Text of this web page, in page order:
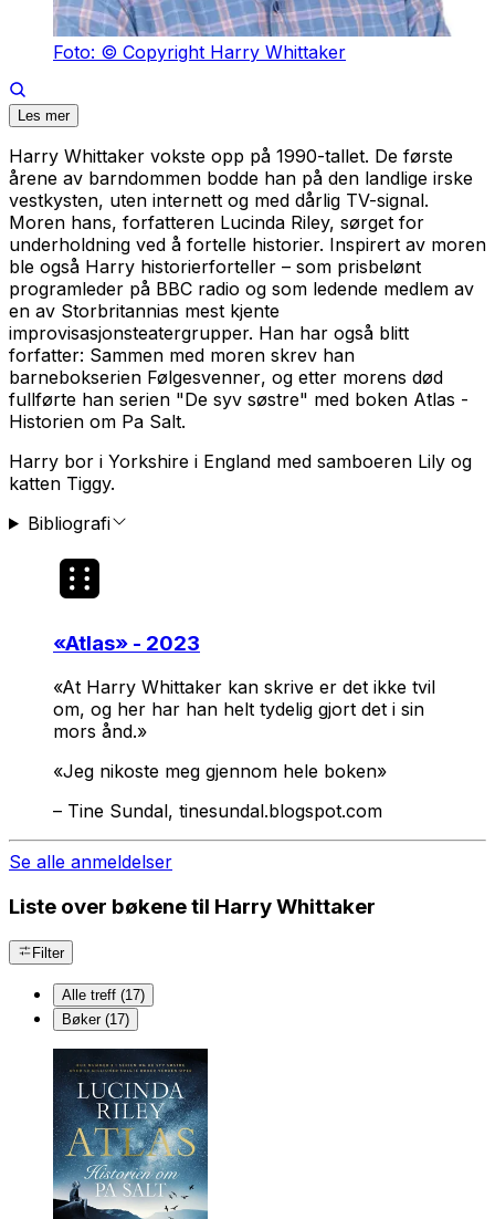
Foto: © Copyright Harry Whittaker
Les mer
Harry Whittaker vokste opp på 1990-tallet. De første
årene av barndommen bodde han på den landlige irske
vestkysten, uten internett og med dårlig TV-signal.
Moren hans, forfatteren Lucinda Riley, sørget for
underholdning ved å fortelle historier. Inspirert av moren
ble også Harry historierforteller – som prisbelønt
programleder på BBC radio og som ledende medlem av
en av Storbritannias mest kjente
improvisasjonsteatergrupper. Han har også blitt
forfatter: Sammen med moren skrev han
barnebokserien Følgesvenner, og etter morens død
fullførte han serien "De syv søstre" med boken Atlas -
Historien om Pa Salt.
Harry bor i Yorkshire i England med samboeren Lily og
katten Tiggy.
Bibliografi
«Atlas» - 2023
«At Harry Whittaker kan skrive er det ikke tvil
om, og her har han helt tydelig gjort det i sin
mors ånd.»
«Jeg nikoste meg gjennom hele boken»
– Tine Sundal, tinesundal.blogspot.com
Se alle anmeldelser
Liste over bøkene til Harry Whittaker
Filter
Alle treff (17)
Bøker (17)